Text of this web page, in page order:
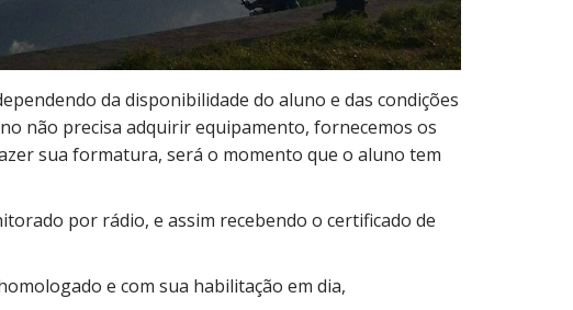
da disponibilidade do aluno e das condições
não precisa adquirir equipamento, fornecemos os
sua formatura, será o momento que o aluno tem
por rádio, e assim recebendo o certificado de
e com sua habilitação em dia,